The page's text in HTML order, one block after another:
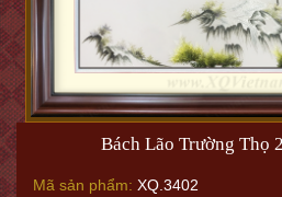
Bách Lão Trường Thọ
Mã sản phẩm: XQ.3402